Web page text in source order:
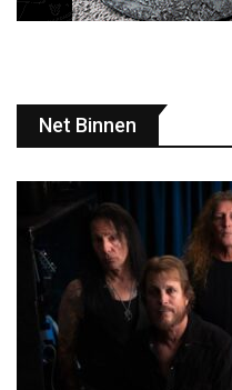
Net Binnen